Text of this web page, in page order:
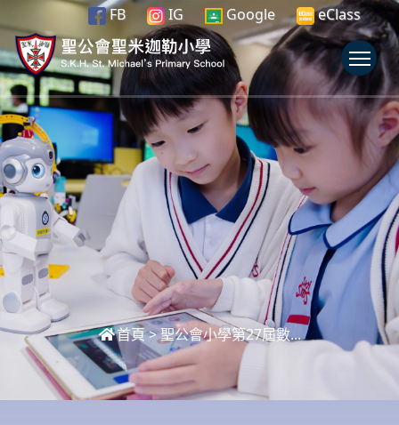
FB IG Google eClass
首頁>聖公會小學第27屆數...